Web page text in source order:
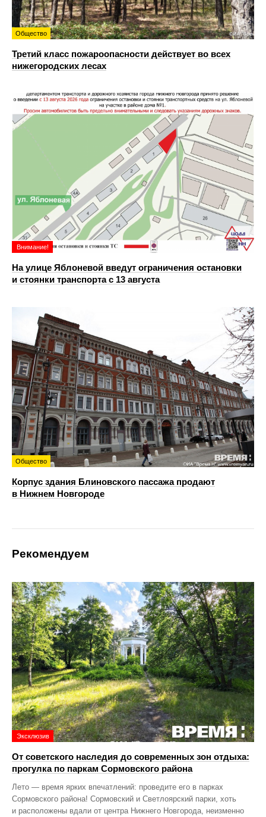
Общество
Третий класс пожароопасности действует во всех
нижегородских лесах
Внимание!
На улице Яблоневой введут ограничения остановки
и стоянки транспорта с 13 августа
Общество
Корпус здания Блиновского пассажа продают
в Нижнем Новгороде
Рекомендуем
Эксклюзив
От советского наследия до современных зон отдыха:
прогулка по паркам Сормовского района
Лето — время ярких впечатлений: проведите его в парках
Сормовского района! Сормовский и Светлоярский парки, хоть
и расположены вдали от центра Нижнего Новгорода, неизменно